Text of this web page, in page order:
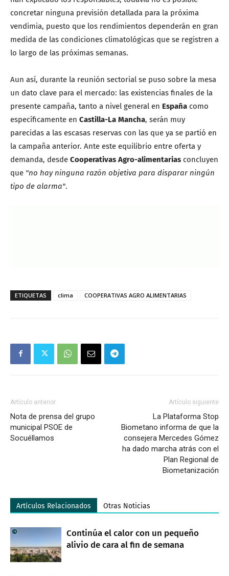
concretar ninguna previsión detallada para la próxima
vendimia, puesto que los rendimientos dependerán en gran
medida de las condiciones climatológicas que se registren a
lo largo de las próximas semanas.
Aun así, durante la reunión sectorial se puso sobre la mesa
un dato clave para el mercado: las existencias finales de la
presente campaña, tanto a nivel general en España como
específicamente en Castilla-La Mancha, serán muy
parecidas a las escasas reservas con las que ya se partió en
la campaña anterior. Ante este equilibrio entre oferta y
demanda, desde Cooperativas Agro-alimentarias concluyen
que "no hay ninguna razón objetiva para disparar ningún
tipo de alarma".
ETIQUETAS clima COOPERATIVAS AGRO ALIMENTARIAS
Artículo anterior
Nota de prensa del grupo
municipal PSOE de
Socuéllamos
Artículo siguiente
La Plataforma Stop
Biometano informa de que la
consejera Mercedes Gómez
ha dado marcha atrás con el
Plan Regional de
Biometanización
Artículos Relacionados Otras Noticias
Continúa el calor con un pequeño
alivio de cara al fin de semana